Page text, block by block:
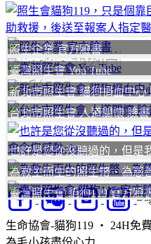
聯絡我們
我要
照生企業 官方臉書
臺灣照生會 You Tube
新北市照生會 貓狗捐血中心
台北市照生會 人道關懷 臉書
也許是您從沒聽過的，但是
令您感動
為救生而生的照生幣、為慈
臺灣照生會 貓狗119 官方臉
生命協會-貓狗119 ‧ 24H免